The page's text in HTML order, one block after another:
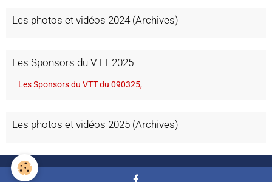
Les photos et vidéos 2024 (Archives)
Les Sponsors du VTT 2025
Les Sponsors du VTT du 090325,
Les photos et vidéos 2025 (Archives)